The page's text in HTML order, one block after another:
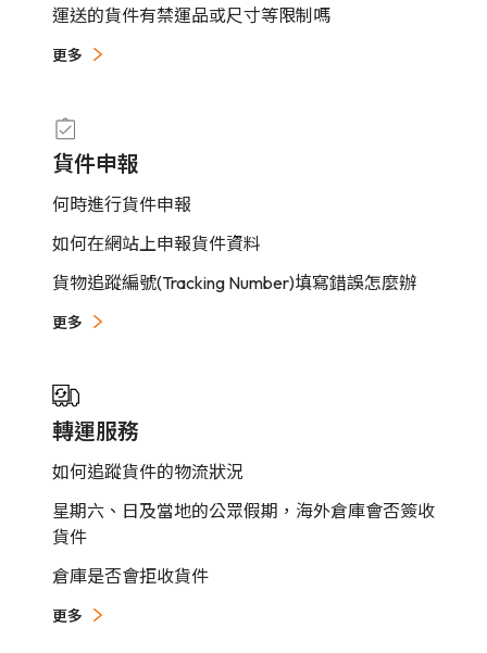
運送的貨件有禁運品或尺寸等限制嗎
更多
貨件申報
何時進行貨件申報
如何在網站上申報貨件資料
貨物追蹤編號(Tracking Number)填寫錯誤怎麼辦
更多
轉運服務
如何追蹤貨件的物流狀況
星期六、日及當地的公眾假期，海外倉庫會否簽收
貨件
倉庫是否會拒收貨件
更多